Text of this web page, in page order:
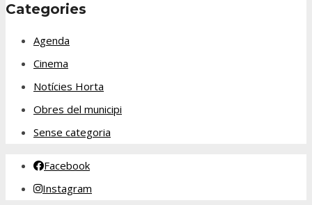
Categories
Agenda
Cinema
Notícies Horta
Obres del municipi
Sense categoria
Facebook
Instagram